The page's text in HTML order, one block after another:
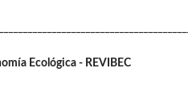
Ecológica - REVIBEC